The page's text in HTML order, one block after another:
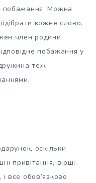
побажання. Можна
кожне слово.
член родини,
побажання у
теж
оскільки
привітання, вірші.
все обов’язково